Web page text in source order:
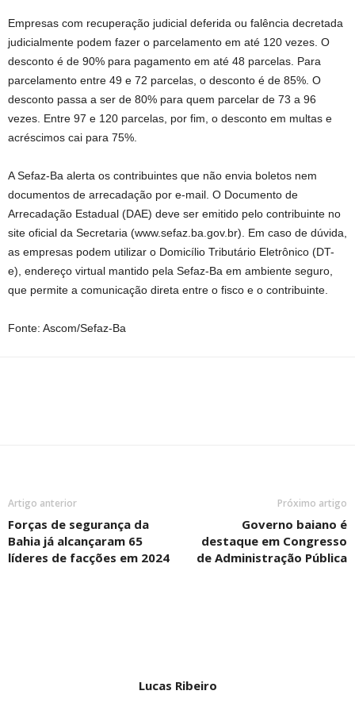
Empresas com recuperação judicial deferida ou falência decretada
judicialmente podem fazer o parcelamento em até 120 vezes. O
desconto é de 90% para pagamento em até 48 parcelas. Para
parcelamento entre 49 e 72 parcelas, o desconto é de 85%. O
desconto passa a ser de 80% para quem parcelar de 73 a 96
vezes. Entre 97 e 120 parcelas, por fim, o desconto em multas e
acréscimos cai para 75%.
A Sefaz-Ba alerta os contribuintes que não envia boletos nem
documentos de arrecadação por e-mail. O Documento de
Arrecadação Estadual (DAE) deve ser emitido pelo contribuinte no
site oficial da Secretaria (www.sefaz.ba.gov.br). Em caso de dúvida,
as empresas podem utilizar o Domicílio Tributário Eletrônico (DT-
e), endereço virtual mantido pela Sefaz-Ba em ambiente seguro,
que permite a comunicação direta entre o fisco e o contribuinte.
Fonte: Ascom/Sefaz-Ba
Artigo anterior
Forças de segurança da
Bahia já alcançaram 65
líderes de facções em 2024
Próximo artigo
Governo baiano é
destaque em Congresso
de Administração Pública
Lucas Ribeiro